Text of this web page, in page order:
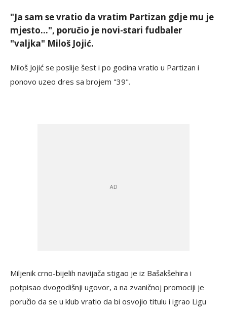
"Ja sam se vratio da vratim Partizan gdje mu je
mjesto...", poručio je novi-stari fudbaler
"valjka" Miloš Jojić.
Miloš Jojić se poslije šest i po godina vratio u Partizan i
ponovo uzeo dres sa brojem "39".
Miljenik crno-bijelih navijača stigao je iz Bašakšehira i
potpisao dvogodišnji ugovor, a na zvaničnoj promociji je
poručio da se u klub vratio da bi osvojio titulu i igrao Ligu